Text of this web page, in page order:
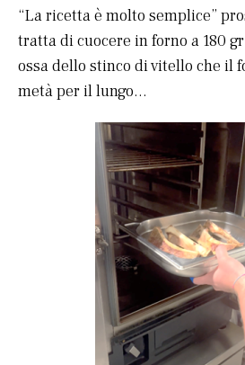
“La ricetta è molto semplice”
tratta di cuocere in forno a 180
ossa dello stinco di vitello che il
metà per il lungo…